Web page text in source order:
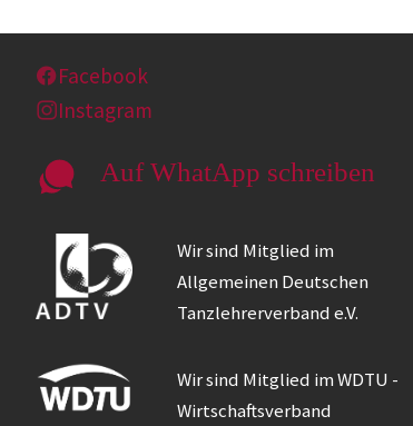
Facebook
Instagram
Auf WhatApp schreiben
Wir sind Mitglied im
Allgemeinen Deutschen
Tanzlehrerverband e.V.
Wir sind Mitglied im WDTU -
Wirtschaftsverband